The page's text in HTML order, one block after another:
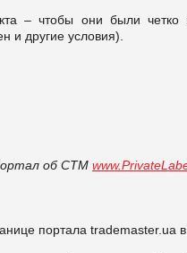
– чтобы они были
и другие условия).
об СТМ www.
портала trademaster.ua в